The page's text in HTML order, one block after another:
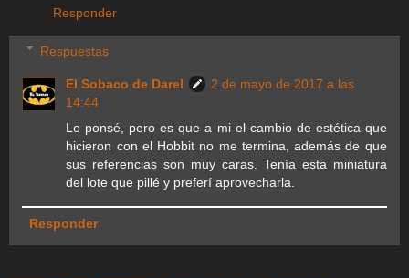
Responder
Respuestas
El Sobaco de Darel
2 de mayo de 2017 a las
14:44
Lo ponsé, pero es que a mi el cambio de estética que
hicieron con el Hobbit no me termina, además de que
sus referencias son muy caras. Tenía esta miniatura
del lote que pillé y preferí aprovecharla.
Responder